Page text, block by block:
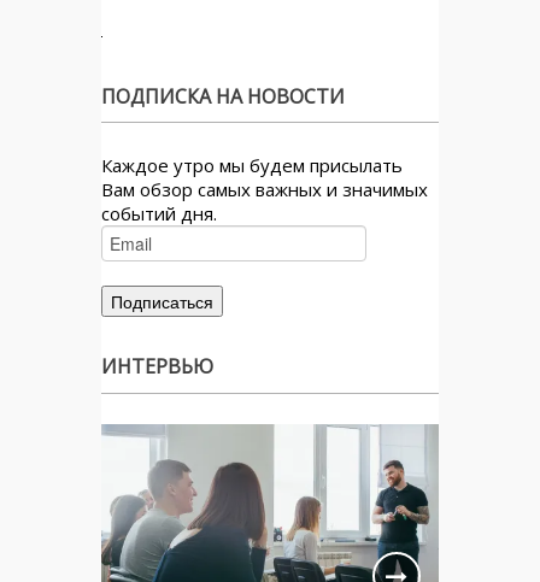
ПОДПИСКА НА НОВОСТИ
Каждое утро мы будем присылать
Вам обзор самых важных и значимых
событий дня.
ИНТЕРВЬЮ